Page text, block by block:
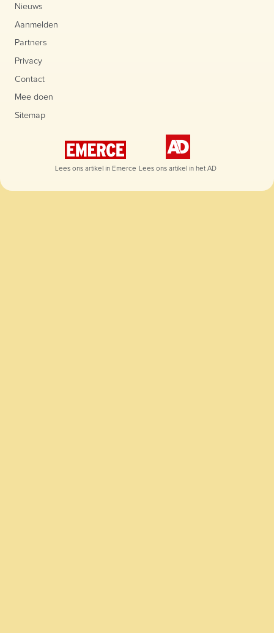
Nieuws
Aanmelden
Partners
Privacy
Contact
Mee doen
Sitemap
Lees ons artikel in Emerce Lees ons artikel in het AD